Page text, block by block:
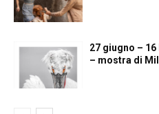
27 giugno –
– mostra di